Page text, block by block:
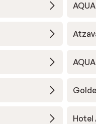
Hotel